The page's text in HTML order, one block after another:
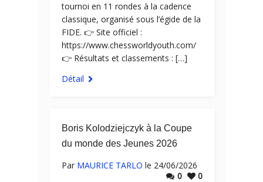
tournoi en 11 rondes à la cadence
classique, organisé sous l’égide de la
FIDE. 👉 Site officiel :
https://www.chessworldyouth.com/
👉 Résultats et classements : […]
Détail
Boris Kolodziejczyk à la Coupe
du monde des Jeunes 2026
Par MAURICE TARLO le 24/06/2026
0
0